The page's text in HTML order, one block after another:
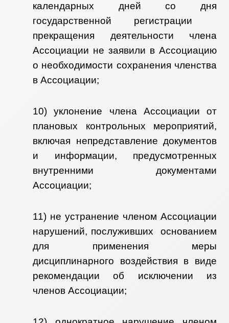
календарных дней со дня
государственной регистрации
прекращения деятельности члена
Ассоциации не заявили в Ассоциацию
о необходимости сохранения членства
в Ассоциации;
10) уклонение члена Ассоциации от
плановых контрольных мероприятий,
включая непредставление документов
и информации, предусмотренных
внутренними документами
Ассоциации;
11) не устранение членом Ассоциации
нарушений, послуживших основанием
для применения меры
дисциплинарного воздействия в виде
рекомендации об исключении из
членов Ассоциации;